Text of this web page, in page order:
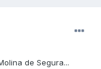
de Segura...